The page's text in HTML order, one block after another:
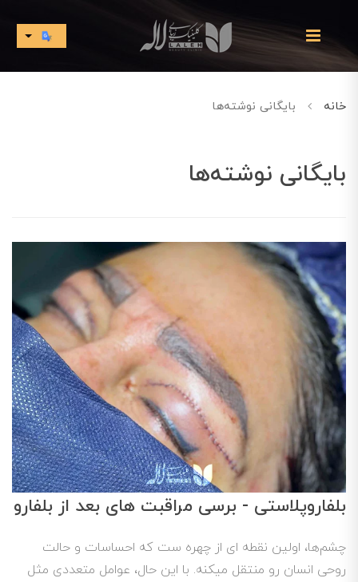
خانه بایگانی نوشته‌ها
بایگانی نوشته‌ها
بلفاروپلاستی - برسی مراقبت های بعد از بلفارو
چشم‌ها، اولین نقطه ‌ای از چهره ست که احساسات و حالت
روحی انسان رو منتقل میکنه. با این حال، عوامل متعددی مثل